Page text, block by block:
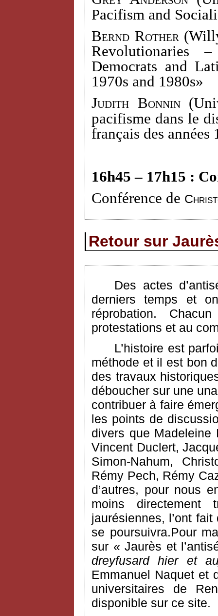
Pacifism and
Bernd Rother
Revolutionaries
Democrats and
1970s and 1980s»
Judith Bonnin (
pacifisme dans le
français des années
16h45 – 17h15 :
Conférence de
Retour sur
Des actes
derniers temps et
réprobation.
protestations et au
L’histoire est
méthode et il est bon
des travaux
déboucher sur une
contribuer à faire
les points de
divers que Madeleine
Vincent Duclert,
Simon-Nahum,
Rémy Pech, Rémy
d’autres, pour nous
moins
jaurésiennes, l’ont
se poursuivra.Pour
sur « Jaurès et
dreyfusard hier et
Emmanuel Naquet et
universitaires de
disponible sur ce site.